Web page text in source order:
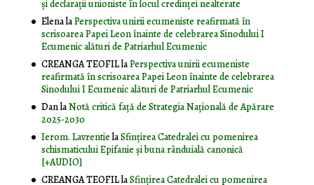
și declarații unioniste în locul credinței nealterate
ElenalaPerspectiva unirii ecumeniste reafirmată în
scrisoarea Papei Leon înainte de celebrarea Sinodului I
Ecumenic alături de Patriarhul Ecumenic
CREANGA TEOFILlaPerspectiva unirii ecumeniste
reafirmată în scrisoarea Papei Leon înainte de celebrarea
Sinodului I Ecumenic alături de Patriarhul Ecumenic
DanlaNotă critică faţă de Strategia Naţională de Apărare
2025-2030
Ierom. LavrentielaSfințirea Catedralei cu pomenirea
schismaticului Epifanie și buna rânduială canonică
[+AUDIO]
CREANGA TEOFILlaSfințirea Catedralei cu pomenirea